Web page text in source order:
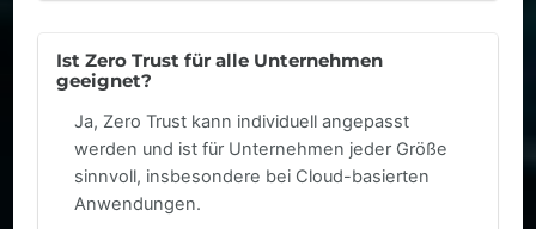
Ist Zero Trust für alle Unternehmen
geeignet?
Ja, Zero Trust kann individuell angepasst
werden und ist für Unternehmen jeder Größe
sinnvoll, insbesondere bei Cloud-basierten
Anwendungen.